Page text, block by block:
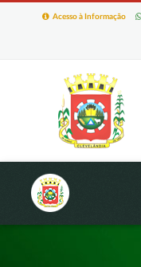
Acesso à Informação